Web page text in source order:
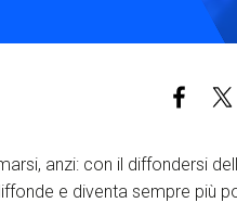
anzi: con il diffondersi
e diventa sempre più